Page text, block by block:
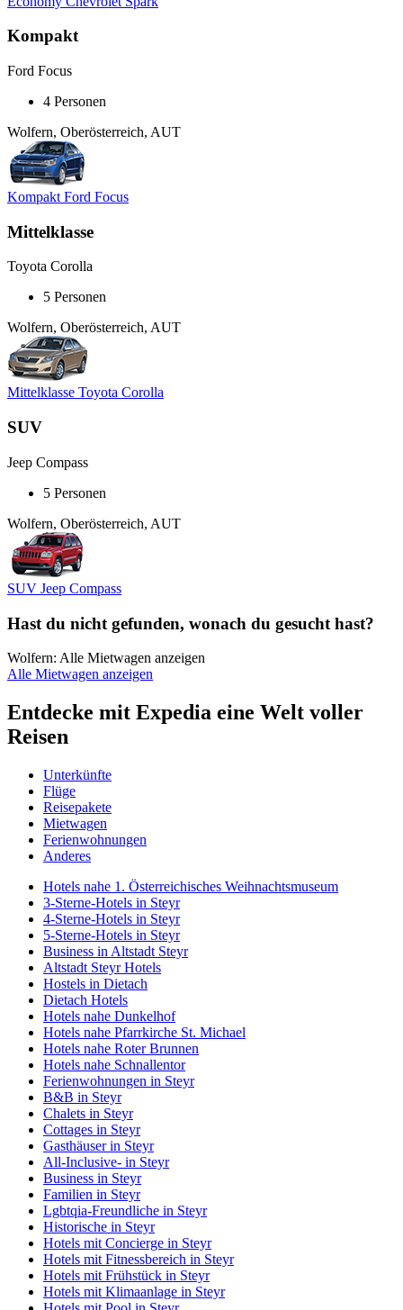
Kompakt
Ford Focus
4 Personen
Wolfern, Oberösterreich, AUT
Kompakt Ford Focus
Mittelklasse
Toyota Corolla
5 Personen
Wolfern, Oberösterreich, AUT
Mittelklasse Toyota Corolla
SUV
Jeep Compass
5 Personen
Wolfern, Oberösterreich, AUT
SUV Jeep Compass
Hast du nicht gefunden, wonach du gesucht hast?
Wolfern: Alle Mietwagen anzeigen
Alle Mietwagen anzeigen
Entdecke mit Expedia eine Welt voller
Reisen
Unterkünfte
Flüge
Reisepakete
Mietwagen
Ferienwohnungen
Anderes
Hotels nahe 1. Österreichisches Weihnachtsmuseum
3-Sterne-Hotels in Steyr
4-Sterne-Hotels in Steyr
5-Sterne-Hotels in Steyr
Business in Altstadt Steyr
Altstadt Steyr Hotels
Hostels in Dietach
Dietach Hotels
Hotels nahe Dunkelhof
Hotels nahe Pfarrkirche St. Michael
Hotels nahe Roter Brunnen
Hotels nahe Schnallentor
Ferienwohnungen in Steyr
B&B in Steyr
Chalets in Steyr
Cottages in Steyr
Gasthäuser in Steyr
All-Inclusive- in Steyr
Business in Steyr
Familien in Steyr
Lgbtqia-Freundliche in Steyr
Historische in Steyr
Hotels mit Concierge in Steyr
Hotels mit Fitnessbereich in Steyr
Hotels mit Frühstück in Steyr
Hotels mit Klimaanlage in Steyr